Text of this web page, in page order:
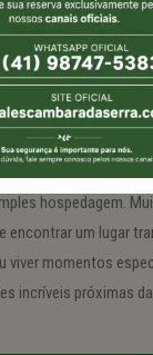
hospedagem.
encontrar um lugar
viver momentos
incríveis próximas
fechar em16